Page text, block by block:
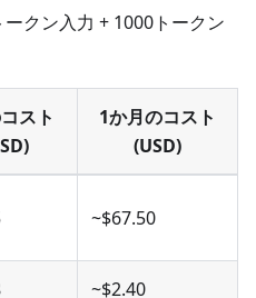
クン入力 + 1000トークン
スト
1か月のコスト
(USD)
~$67.50
~$2.40